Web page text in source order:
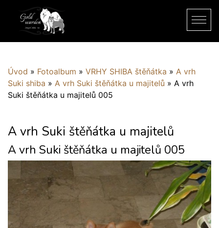
Úvod » Fotoalbum » VRHY SHIBA štěňátka » A vrh
Suki shiba » A vrh Suki štěňátka u majitelů » A vrh
Suki štěňátka u majitelů 005
A vrh Suki štěňátka u majitelů
A vrh Suki štěňátka u majitelů 005